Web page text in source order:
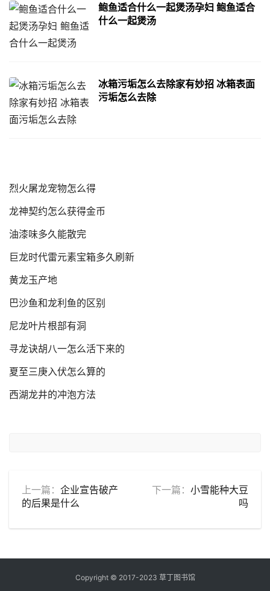
鲍鱼适合什么一起煲汤孕妇 鲍鱼适合
什么一起煲汤
冰箱污垢怎么去除家有妙招 冰箱表面
污垢怎么去除
烈火屠龙宠物怎么得
龙神契约怎么获得金币
油漆味多久能散完
巨龙时代雷元素宝箱多久刷新
黄龙玉产地
巴沙鱼和龙利鱼的区别
尼龙叶片根部有洞
寻龙诀胡八一怎么活下来的
夏至三庚入伏怎么算的
西湖龙井的冲泡方法
上一篇： 企业宣告破产
的后果是什么
下一篇： 小雪能种大豆
吗
Copyright © 2017-2023 草丁图书馆